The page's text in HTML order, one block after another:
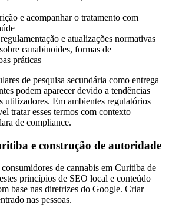
e acompanhar o tratamento com
e atualizações normativas
canabinoides, formas de
práticas
de pesquisa secundária como entrega
podem aparecer devido a tendências
utilizadores. Em ambientes regulatórios
tratar esses termos com contexto
de compliance.
e construção de autoridade
de cannabis em Curitiba de
princípios de SEO local e conteúdo
base nas diretrizes do Google. Criar
nas pessoas.